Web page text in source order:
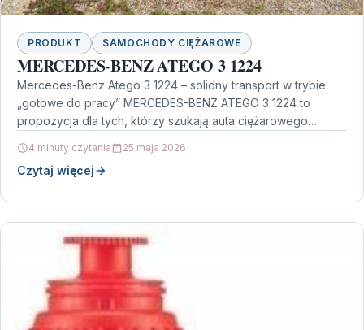
PRODUKT SAMOCHODY CIĘŻAROWE
MERCEDES-BENZ ATEGO 3 1224
Mercedes-Benz Atego 3 1224 – solidny transport w trybie
„gotowe do pracy” MERCEDES-BENZ ATEGO 3 1224 to
propozycja dla tych, którzy szukają auta ciężarowego…
4 minuty czytania 25 maja 2026
Czytaj więcej